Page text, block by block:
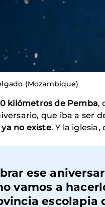
(Mozambique)
kilómetros de Pemba,
que iba a ser
no existe. Y la
ese
vamos a
escolapia